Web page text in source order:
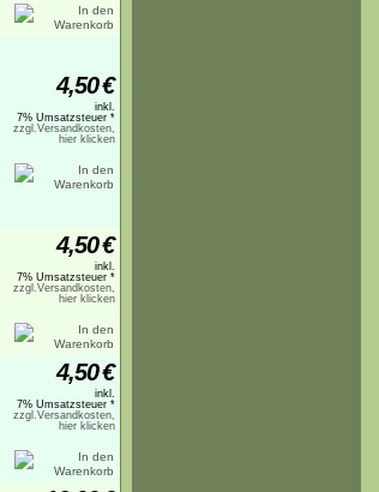
4,50€
inkl.
7% Umsatzsteuer *
zzgl.Versandkosten,
hier klicken
4,50€
inkl.
7% Umsatzsteuer *
zzgl.Versandkosten,
hier klicken
4,50€
inkl.
7% Umsatzsteuer *
zzgl.Versandkosten,
hier klicken